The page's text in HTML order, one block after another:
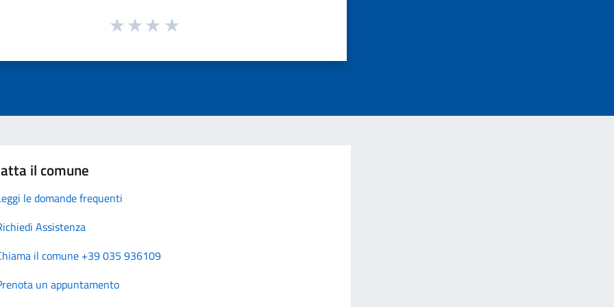
il comune
le domande frequenti
Assistenza
il comune +39 035 936109
un appuntamento